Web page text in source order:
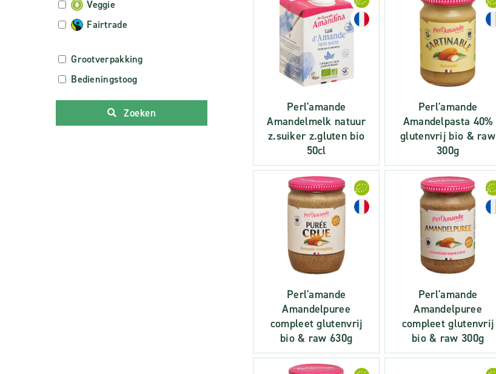
Veggie
Fairtrade
Grootverpakking
Bedieningstoog
Zoeken
Perl'amande
Amandelmelk natuur
z.suiker z.gluten bio
50cl
Perl'amande
Amandelpasta 40%
glutenvrij bio & raw
300g
Perl'amande
Amandelpuree
compleet glutenvrij
bio & raw 630g
Perl'amande
Amandelpuree
compleet glutenvrij
bio & raw 300g